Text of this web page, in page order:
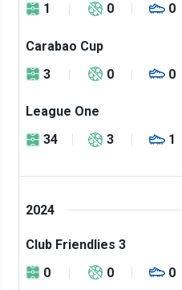
1
0 0
Carabao Cup
3
0 0
League One
34
3 1
2024
Club Friendlies 3
0
0 0